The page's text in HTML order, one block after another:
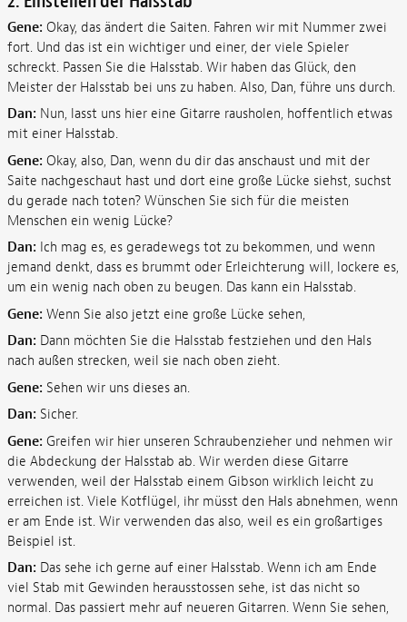
Gene: Okay, das ändert die Saiten. Fahren wir mit Nummer zwei
fort. Und das ist ein wichtiger und einer, der viele Spieler
schreckt. Passen Sie die Halsstab. Wir haben das Glück, den
Meister der Halsstab bei uns zu haben. Also, Dan, führe uns durch.
Dan: Nun, lasst uns hier eine Gitarre rausholen, hoffentlich etwas
mit einer Halsstab.
Gene: Okay, also, Dan, wenn du dir das anschaust und mit der
Saite nachgeschaut hast und dort eine große Lücke siehst, suchst
du gerade nach toten? Wünschen Sie sich für die meisten
Menschen ein wenig Lücke?
Dan: Ich mag es, es geradewegs tot zu bekommen, und wenn
jemand denkt, dass es brummt oder Erleichterung will, lockere es,
um ein wenig nach oben zu beugen. Das kann ein Halsstab.
Gene: Wenn Sie also jetzt eine große Lücke sehen,
Dan: Dann möchten Sie die Halsstab festziehen und den Hals
nach außen strecken, weil sie nach oben zieht.
Gene: Sehen wir uns dieses an.
Dan: Sicher.
Gene: Greifen wir hier unseren Schraubenzieher und nehmen wir
die Abdeckung der Halsstab ab. Wir werden diese Gitarre
verwenden, weil der Halsstab einem Gibson wirklich leicht zu
erreichen ist. Viele Kotflügel, ihr müsst den Hals abnehmen, wenn
er am Ende ist. Wir verwenden das also, weil es ein großartiges
Beispiel ist.
Dan: Das sehe ich gerne auf einer Halsstab. Wenn ich am Ende
viel Stab mit Gewinden herausstossen sehe, ist das nicht so
normal. Das passiert mehr auf neueren Gitarren. Wenn Sie sehen,